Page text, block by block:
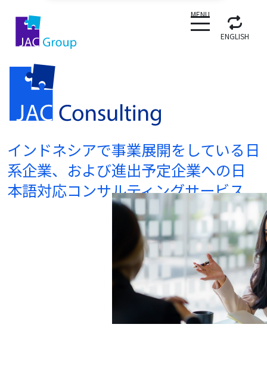
MENU
ENGLISH
インドネシアで事業展開をしている日
系企業、および進出予定企業への日
本語対応コンサルティングサービス